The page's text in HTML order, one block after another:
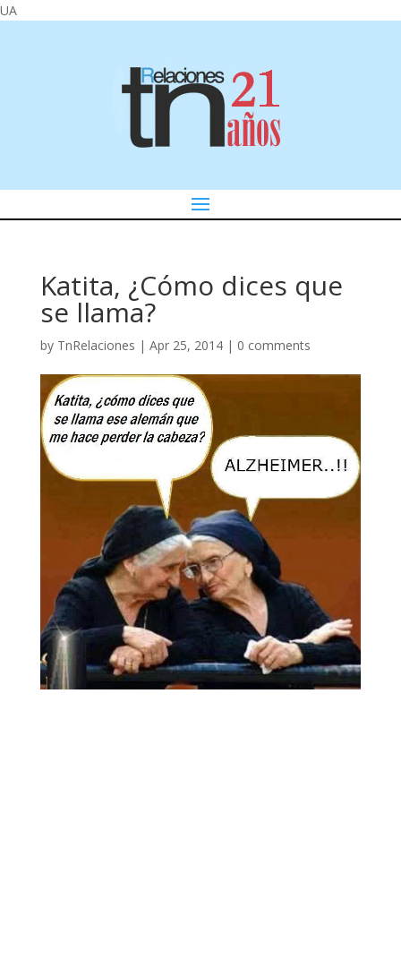
UA
Katita, ¿Cómo dices que
se llama?
by TnRelaciones | Apr 25, 2014| 0 comments